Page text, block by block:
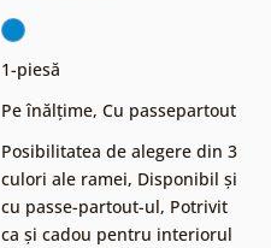
1-piesă
Pe înălțime, Cu passepartout
Posibilitatea de alegere din 3
culori ale ramei, Disponibil și
cu passe-partout-ul, Potrivit
ca și cadou pentru interiorul